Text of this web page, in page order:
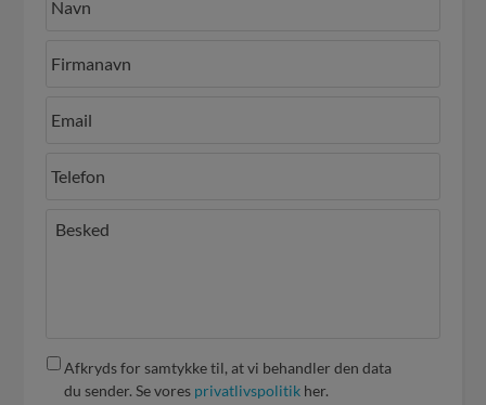
Afkryds for samtykke til, at vi behandler den data
du sender. Se vores privatlivspolitik her.